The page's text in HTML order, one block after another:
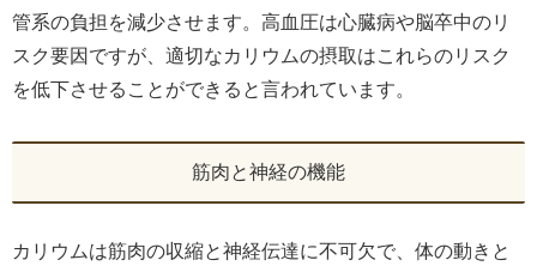
管系の負担を減少させます。高血圧は心臓病や脳卒中のリ
スク要因ですが、適切なカリウムの摂取はこれらのリスク
を低下させることができると言われています。
筋肉と神経の機能
カリウムは筋肉の収縮と神経伝達に不可欠で、体の動きと